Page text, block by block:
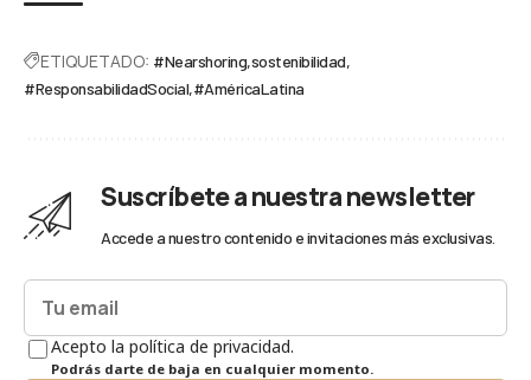
ETIQUETADO: #Nearshoring sostenibilidad
#ResponsabilidadSocial #AméricaLatina
Suscríbete a nuestra newsletter
Accede a nuestro contenido e invitaciones más exclusivas.
Acepto la política de privacidad.
Podrás darte de baja en cualquier momento.